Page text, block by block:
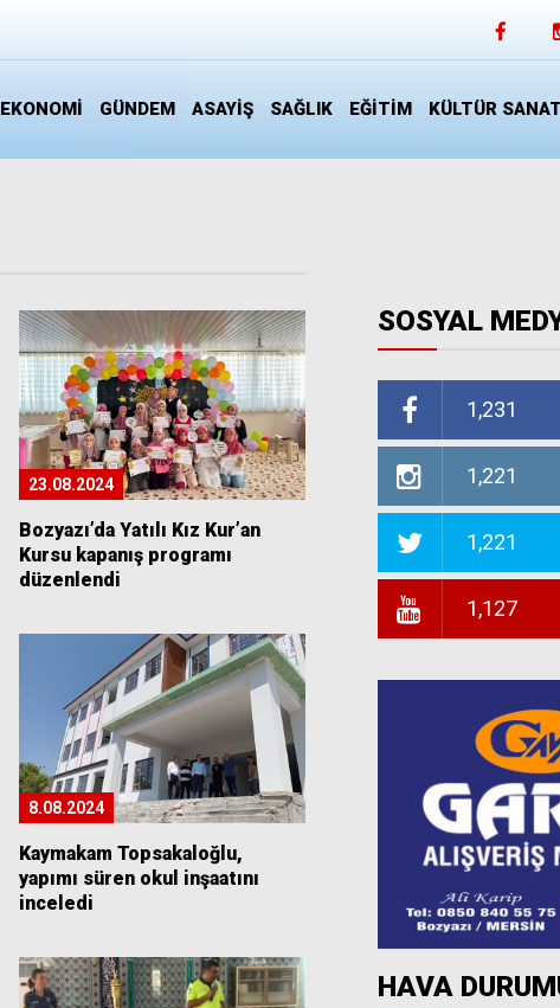
EKONOMİ GÜNDEM ASAYİŞ SAĞLIK EĞİTİM KÜLTÜR SANAT
23.08.2024
Bozyazı’da Yatılı Kız Kur’an
Kursu kapanış programı
düzenlendi
8.08.2024
Kaymakam Topsakaloğlu,
yapımı süren okul inşaatını
inceledi
SOSYAL
1,231
1,221
1,221
1,127
HAVA